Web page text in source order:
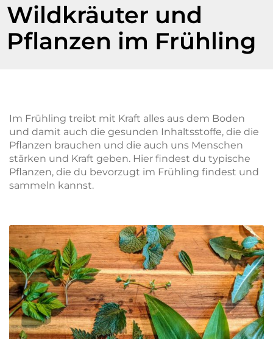
Wildkräuter und
Pflanzen im Frühling
Im Frühling treibt mit Kraft alles aus dem Boden
und damit auch die gesunden Inhaltsstoffe, die die
Pflanzen brauchen und die auch uns Menschen
stärken und Kraft geben. Hier findest du typische
Pflanzen, die du bevorzugt im Frühling findest und
sammeln kannst.